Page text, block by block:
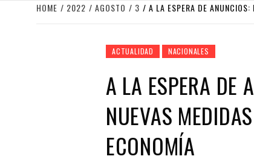
HOME 2022 AGOSTO 3 A LA ESPERA DE
ACTUALIDAD NACIONALES
A LA ESPERA DE
NUEVAS
ECONOMÍA